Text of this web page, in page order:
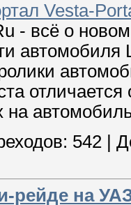
Vesta-
- всё о
автомобиля
542
рейде на